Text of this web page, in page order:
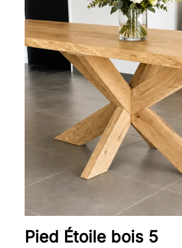
Pied Étoile bois 5